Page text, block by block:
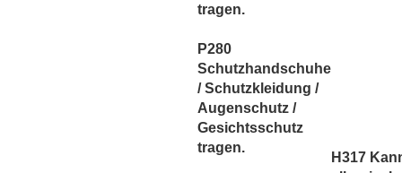
tragen.
P280
Schutzhandschuhe
/ Schutzkleidung /
Augenschutz /
Gesichtsschutz
tragen.
H317